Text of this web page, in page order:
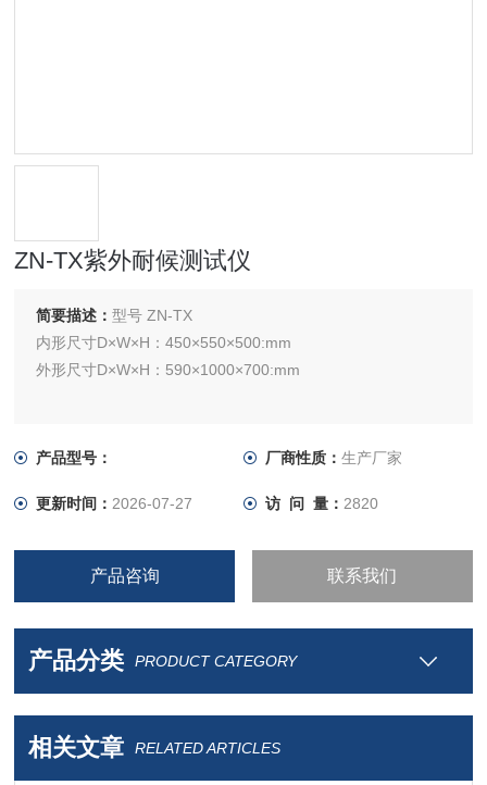
ZN-TX紫外耐候测试仪
简要描述：型号 ZN-TX
内形尺寸D×W×H：450×550×500:mm
外形尺寸D×W×H：590×1000×700:mm
产品型号： 厂商性质： 生产厂家
更新时间： 2026-07-27 访 问 量： 2820
产品咨询 联系我们
产品分类 PRODUCT CATEGORY
相关文章 RELATED ARTICLES